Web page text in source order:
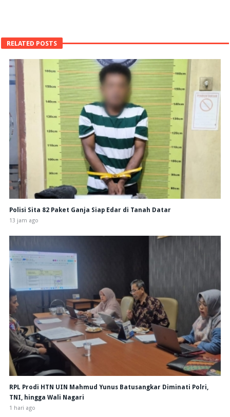
RELATED POSTS
Polisi Sita 82 Paket Ganja Siap Edar di Tanah Datar
13 jam ago
RPL Prodi HTN UIN Mahmud Yunus Batusangkar Diminati Polri,
TNI, hingga Wali Nagari
1 hari ago